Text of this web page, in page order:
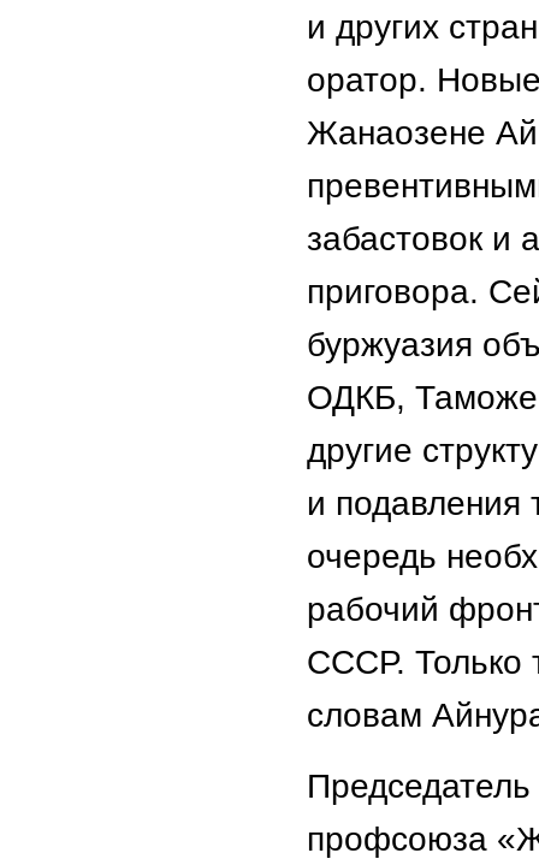
и других
оратор.
Жанаозене
забастовок и
приговора.
буржуазия
ОДКБ,
другие
и подавления
очередь
рабочий
СССР. Только
словам
Председатель
профсоюза